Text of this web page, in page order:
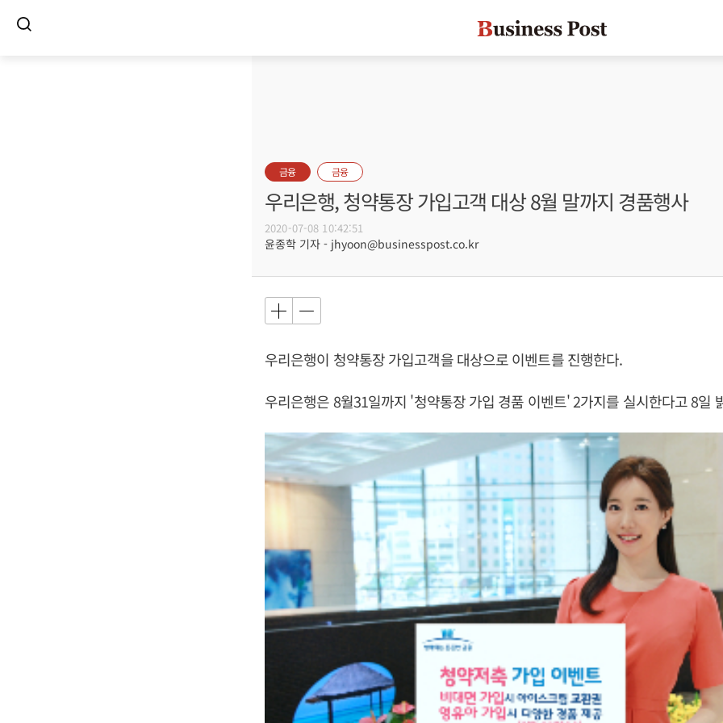
금융 금융
우리은행, 청약통장 가입고객 대상 8월 말까지 경품행사
2020-07-08 10:42:51
윤종학 기자 - jhyoon@businesspost.co.kr
우리은행이 청약통장 가입고객을 대상으로 이벤트를 진행한다.
우리은행은 8월31일까지 '청약통장 가입 경품 이벤트' 2가지를 실시한다고 8일